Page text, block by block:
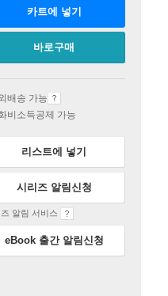
카트에 넣기
바로구매
배송 가능
비소득공제 가능
리스트에 넣기
시리즈 알림신청
알림 서비스
eBook 출간 알림신청